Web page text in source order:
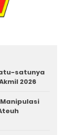
satunya
2026